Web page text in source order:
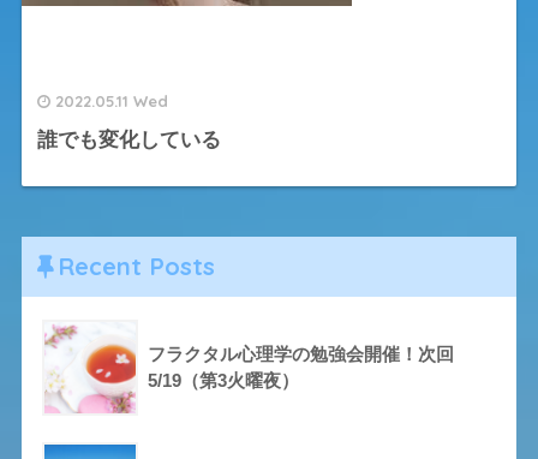
2022.05.11 Wed
誰でも変化している
Recent Posts
フラクタル心理学の勉強会開催！次回
5/19（第3火曜夜）